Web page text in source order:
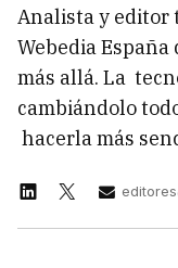
Analista y editor
Webedia
más allá. La
cambiándolo
hacerla más